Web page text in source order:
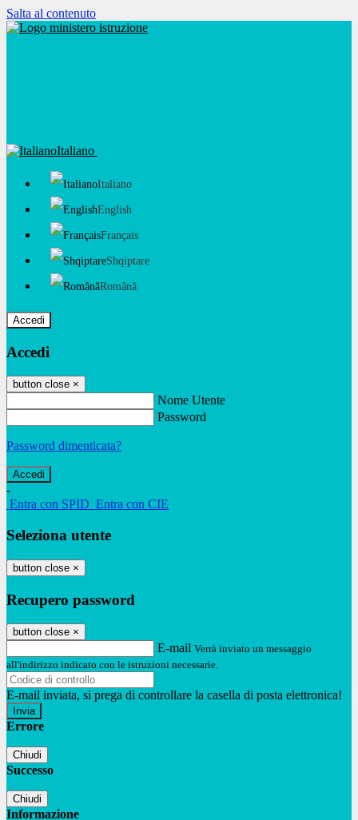
Salta al contenuto
Italiano
Italiano
English
Français
Shqiptare
Română
Accedi
Accedi
button close ×
Nome Utente
Password
Password dimenticata?
-
Entra con SPID Entra con CIE
Seleziona utente
button close ×
Recupero password
button close ×
E-mail Verrà inviato un messaggio
all'indirizzo indicato con le istruzioni necessarie.
E-mail inviata, si prega di controllare la casella di posta elettronica!
Errore
Chiudi
Successo
Chiudi
Informazione